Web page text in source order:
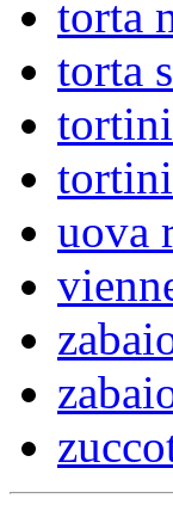
torta
torta
tortini
uova